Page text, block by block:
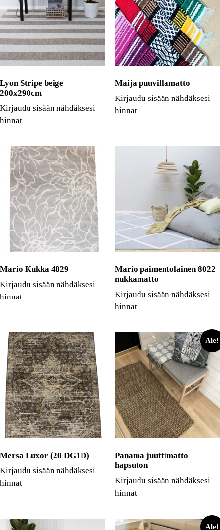
Lyon Stripe beige
200x290cm
Kirjaudu sisään nähdäksesi
hinnat
Maija puuvillamatto
Kirjaudu sisään nähdäksesi
hinnat
Mario Kukka 4829
Kirjaudu sisään nähdäksesi
hinnat
Mario paimentolainen 8022
nukkamatto
Kirjaudu sisään nähdäksesi
hinnat
Mersa Luxor (20 DG1D)
Kirjaudu sisään nähdäksesi
hinnat
Ale!
Panama juuttimatto
hapsuton
Kirjaudu sisään nähdäksesi
hinnat
Ale!